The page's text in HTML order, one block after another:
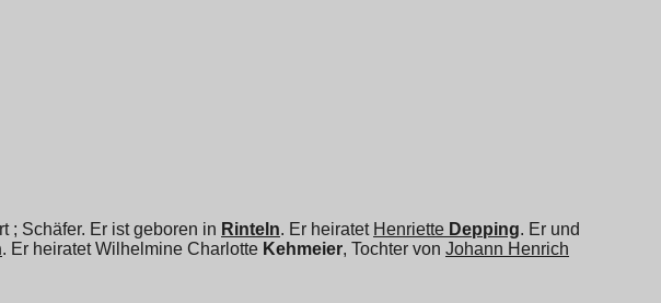
; Schäfer. Er ist geboren in Rinteln. Er heiratet Henriette Depping. Er und
. Er heiratetWilhelmine Charlotte Kehmeier, Tochter von Johann Henrich